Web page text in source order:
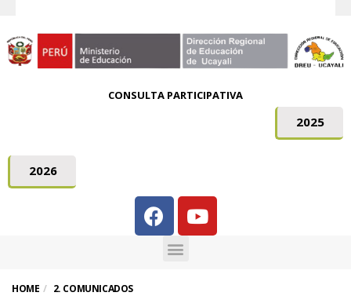
CONSULTA PARTICIPATIVA
2025
2026
HOME 2. COMUNICADOS